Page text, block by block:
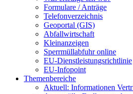
Formulare / Anträge
Telefonverzeichnis
Geoportal (GIS)
Abfallwirtschaft
Kleinanzeigen
Sperrmüllabfuhr online
EU-Dienstleistungsrichtlinie
EU-Infopoint
Themenbereiche
Aktuell: Informationen